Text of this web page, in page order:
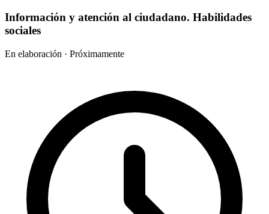
Información y atención al ciudadano. Habilidades
sociales
En elaboración · Próximamente